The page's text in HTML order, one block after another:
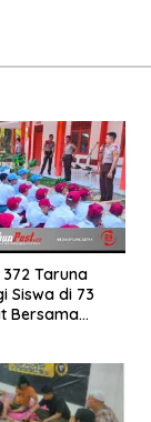
Taruna
Siswa di 73
Bersama